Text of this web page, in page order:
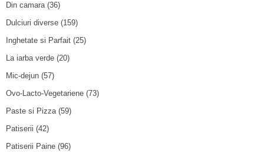
Din camara(36)
Dulciuri diverse (159)
Inghetate si Parfait (25)
La iarba verde (20)
Mic-dejun (57)
Ovo-Lacto-Vegetariene (73)
Paste si Pizza(59)
Patiserii (42)
Patiserii Paine (96)